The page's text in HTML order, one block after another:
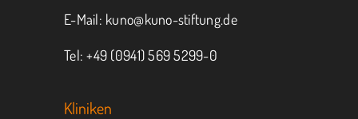
E-Mail: kuno@kuno-stiftung.de
Tel: +49 (0941) 569 5299-0
Kliniken